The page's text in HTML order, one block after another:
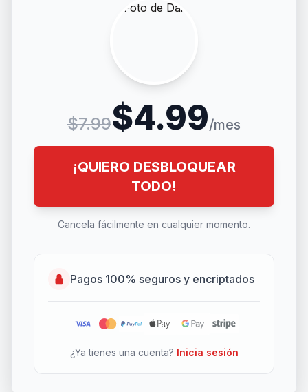
$7.99$4.99/mes
¡QUIERO DESBLOQUEAR
TODO!
Cancela fácilmente en cualquier momento.
Pagos 100% seguros y encriptados
¿Ya tienes una cuenta? Inicia sesión